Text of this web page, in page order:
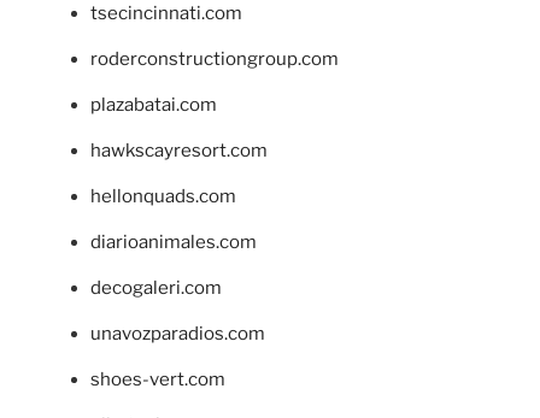
tsecincinnati.com
roderconstructiongroup.com
plazabatai.com
hawkscayresort.com
hellonquads.com
diarioanimales.com
decogaleri.com
unavozparadios.com
shoes-vert.com